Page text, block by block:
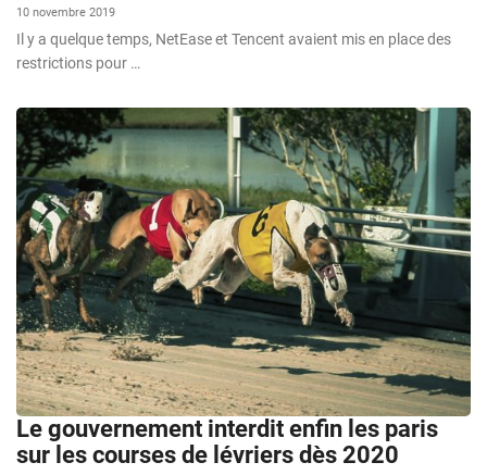
10 novembre 2019
Il y a quelque temps, NetEase et Tencent avaient mis en place des
restrictions pour …
Le gouvernement interdit enfin les paris
sur les courses de lévriers dès 2020